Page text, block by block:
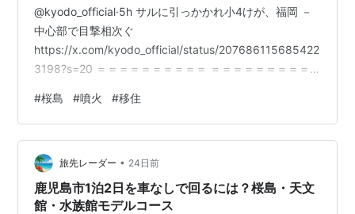
@kyodo_official·5h サルに引っかかれ小4けが、福岡 －
中心部で目撃相次ぐ
https://x.com/kyodo_official/status/207686115685422
3198?s=20 ＝＝＝＝＝＝＝＝＝＝ ＝＝＝＝＝＝＝＝＝
演料89件 － 実態伴わない打ち合わせ時間加算
https://x.com/kyodo_official/status/20768569584062
95564?s=20 ＝＝＝＝＝＝＝＝＝＝ ＝＝＝＝＝＝＝＝＝
＝ 地盤災…
#桜島 #噴火 #移住
旅先レーダー • 24日前
鹿児島市1泊2日を車なしで回るには？桜島・天文
館・水族館モデルコース